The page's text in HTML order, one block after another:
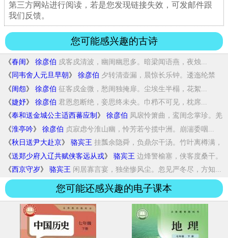
第三方网站进行阅读，若是您发现链接失效，可发邮件跟
我们反馈。
您可能感兴趣的古诗
《春闺 》 徐彦伯 戍客戍清波，幽闺幽思多。暗梁闻语燕，夜烛...
《 同韦舍人元旦早朝 》 徐彦伯 夕转清壶漏，晨惊长乐钟。逶迤纶禁
客，假寐...
《闺怨》 徐彦伯 征客戍金微，愁闺独掩扉。尘埃生半榻，花絮...
《婕妤》 徐彦伯 君恩忽断绝，妾思终未央。巾栉不可见，枕席...
《奉和送金城公主适西蕃应制 》 徐彦伯 凤扆怜箫曲，鸾闺念掌珍。羌
庭遥筑馆，庙策...
《淮亭吟》 徐彦伯 贞寂虑兮淮山幽，怜芳若兮揽中洲。崩湍委咽...
《秋日送尹大赴京》 骆宾王 挂瓢余隐舜，负鼎尔干汤。竹叶离樽满，
桃花...
《送郑少府入辽共赋侠客远从戎》 骆宾王 边烽警榆塞，侠客度桑干。
柳叶开银镝，桃花...
《西京守岁》 骆宾王 闲居寡言宴，独坐惨风尘。忽见严冬尽，方知...
您可能还感兴趣的电子课本